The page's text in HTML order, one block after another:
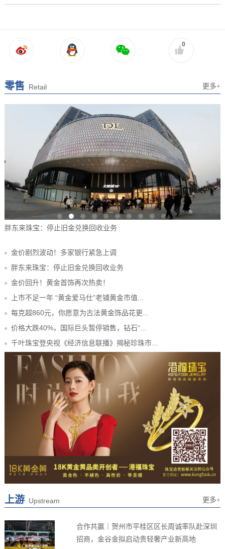
0
零售 Retail 更多+
胖东来珠宝：停止旧金兑换回收业务
金价剧烈波动！多家银行紧急上调
胖东来珠宝：停止旧金兑换回收业务
金价回升！黄金首饰再次热卖！
上市不足一年 “黄金爱马仕”老铺黄金市值...
每克超860元，你愿意为古法黄金饰品花更...
价格大跌40%，国际巨头暂停销售，钻石“...
千叶珠宝登央视《经济信息联播》揭秘珍珠市...
上游Upstream 更多+
合作共赢｜贺州市平桂区区长周诚率队赴深圳
招商，金谷金拟启动贵轻奢产业新高地